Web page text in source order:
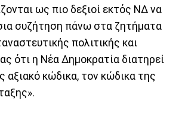
ως πιο δεξιοί εκτός ΝΔ να
συζήτηση πάνω στα ζητήματα
πολιτικής και
ότι η Νέα Δημοκρατία διατηρεί
αξιακό κώδικα, τον κώδικα της